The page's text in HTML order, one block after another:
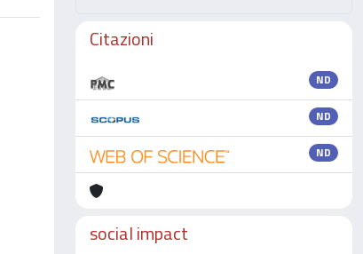
Citazioni
ND
ND
ND
social impact